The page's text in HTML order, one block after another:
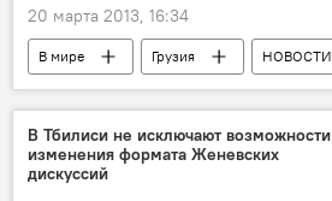
20 марта 2013, 16:34
В мире Грузия НОВОСТИ
В Тбилиси не исключают возможности
изменения формата Женевских
дискуссий